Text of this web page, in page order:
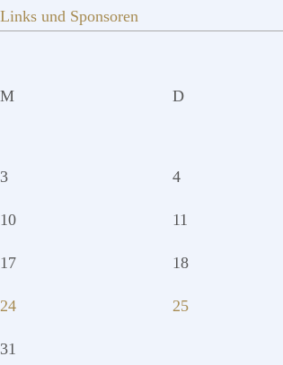
Links und Sponsoren
M
D
3 4
10 11
17 18
24 25
31